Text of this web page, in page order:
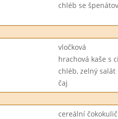
chléb se
vločková
hrachová kaše s
chléb, zelný salát
čaj
cereální